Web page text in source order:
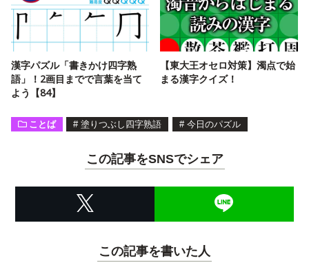
漢字パズル「書きかけ四字熟
語」！2画目までで言葉を当て
よう【84】
【東大王オセロ対策】濁点で始
まる漢字クイズ！
ことば # 塗りつぶし四字熟語 # 今日のパズル
この記事をSNSでシェア
この記事を書いた人